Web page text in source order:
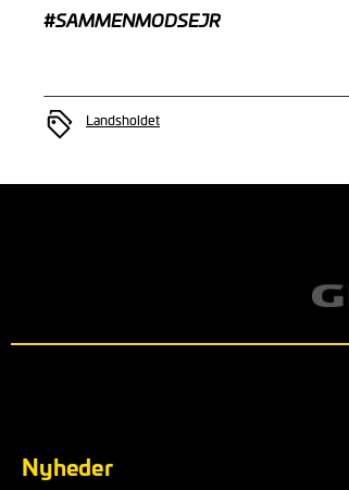
#SAMMENMODSEJR
Landsholdet
Nyheder